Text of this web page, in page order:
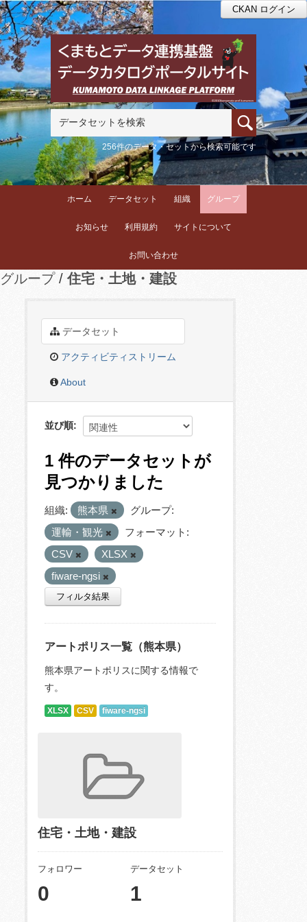
CKAN ログイン
256件のデータ・セットから検索可能です
ホーム データセット 組織 グループ
お知らせ 利用規約 サイトについて
お問い合わせ
グループ 住宅・土地・建設
データセット
アクティビティストリーム
About
並び順
1 件のデータセットが
見つかりました
組織: 熊本県
グループ:
運輸・観光
フォーマット:
CSV
XLSX
fiware-ngsi
フィルタ結果
アートポリス一覧（熊本県）
熊本県アートポリスに関する情報で
す。
XLSX CSV fiware-ngsi
住宅・土地・建設
フォロワー
0
データセット
1